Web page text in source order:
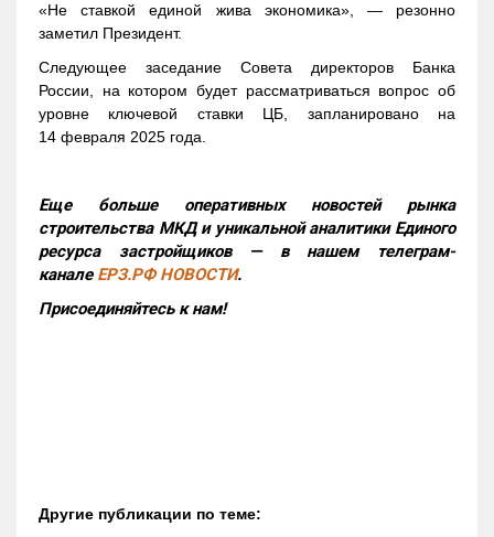
«Не ставкой единой жива экономика», — резонно
заметил Президент.
Следующее заседание Совета директоров Банка
России, на котором будет рассматриваться вопрос об
уровне ключевой ставки ЦБ, запланировано на
14 февраля 2025 года.
Еще больше оперативных новостей рынка
строительства МКД и уникальной аналитики Единого
ресурса застройщиков — в нашем телеграм-
канале ЕРЗ.РФ НОВОСТИ.
Присоединяйтесь к нам!
Другие публикации по теме: